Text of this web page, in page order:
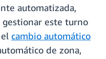
automatizada,
gestionar este turno
cambio automático
de zona,